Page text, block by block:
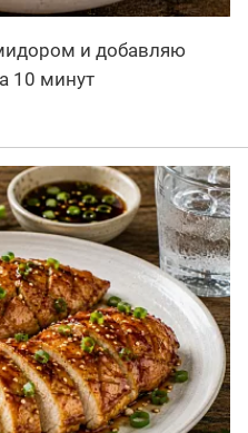
и добавляю
10 минут